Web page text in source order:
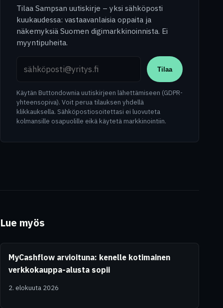
Tilaa Sampsan uutiskirje – yksi sähköposti
kuukaudessa: vastaavanlaisia oppaita ja
näkemyksiä Suomen digimarkkinoinnista. Ei
myyntipuheita.
Tilaa
Käytän Buttondownia uutiskirjeen lähettämiseen (GDPR-
yhteensopiva). Voit perua tilauksen yhdellä
klikkauksella. Sähköpostiosoitettasi ei luovuteta
kolmansille osapuolille eikä käytetä markkinointiin.
Lue myös
MyCashflow arvioituna: kenelle kotimainen
verkkokauppa-alusta sopii
2. elokuuta 2026